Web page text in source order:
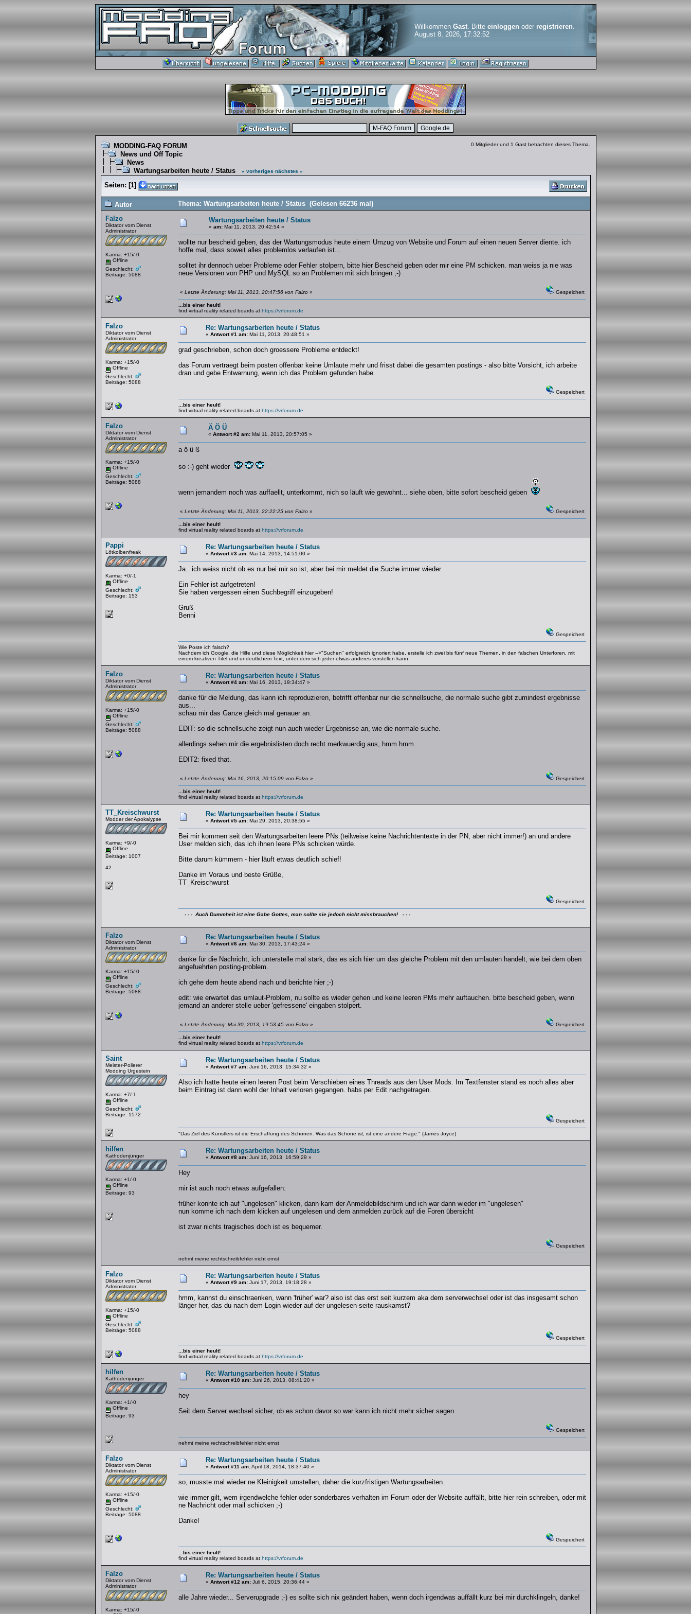
Willkommen Gast. Bitte einloggenoder registrieren.
August 8, 2026, 17:32:52
MODDING-FAQ FORUM
News und Off Topic
News
Wartungsarbeiten heute / Status
« vorheriges nächstes »
0 Mitglieder und 1 Gast betrachten dieses Thema.
Seiten: [1]
Autor
Thema: Wartungsarbeiten heute / Status (Gelesen 66236 mal)
Falzo
Diktator vom Dienst
Administrator
Karma: +15/-0
Offline
Geschlecht:
Beiträge: 5088
Wartungsarbeiten heute / Status
« am:Mai 11, 2013, 20:42:54 »
wollte nur bescheid geben, das der Wartungsmodus heute einem Umzug von Website und Forum auf einen neuen Server diente. ich
hoffe mal, dass soweit alles problemlos verlaufen ist...
solltet ihr dennoch ueber Probleme oder Fehler stolpern, bitte hier Bescheid geben oder mir eine PM schicken. man weiss ja nie was
neue Versionen von PHP und MySQL so an Problemen mit sich bringen ;-)
« Letzte Änderung: Mai 11, 2013, 20:47:56 von Falzo» Gespeichert
...bis einer heult!
find virtual reality related boards at https://vrforum.de
Falzo
Diktator vom Dienst
Administrator
Karma: +15/-0
Offline
Geschlecht:
Beiträge: 5088
Re: Wartungsarbeiten heute / Status
« Antwort #1 am:Mai 11, 2013, 20:48:51 »
grad geschrieben, schon doch groessere Probleme entdeckt!
das Forum vertraegt beim posten offenbar keine Umlaute mehr und frisst dabei die gesamten postings - also bitte Vorsicht, ich arbeite
dran und gebe Entwarnung, wenn ich das Problem gefunden habe.
Gespeichert
...bis einer heult!
find virtual reality related boards at https://vrforum.de
Falzo
Diktator vom Dienst
Administrator
Karma: +15/-0
Offline
Geschlecht:
Beiträge: 5088
Ä Ö Ü
« Antwort #2 am:Mai 11, 2013, 20:57:05 »
a ö ü ß
so :-) geht wieder
wenn jemandem noch was auffaellt, unterkommt, nich so läuft wie gewohnt... siehe oben, bitte sofort bescheid geben
« Letzte Änderung: Mai 11, 2013, 22:22:25 von Falzo» Gespeichert
...bis einer heult!
find virtual reality related boards at https://vrforum.de
Pappi
Lötkolbenfreak
Karma: +0/-1
Offline
Geschlecht:
Beiträge: 153
Re: Wartungsarbeiten heute / Status
« Antwort #3 am:Mai 14, 2013, 14:51:00 »
Ja.. ich weiss nicht ob es nur bei mir so ist, aber bei mir meldet die Suche immer wieder
Ein Fehler ist aufgetreten!
Sie haben vergessen einen Suchbegriff einzugeben!
Gruß
Benni
Gespeichert
Wie Poste ich falsch?
Nachdem ich Google, die Hilfe und diese Möglichkeit hier -->"Suchen" erfolgreich ignoriert habe, erstelle ich zwei bis fünf neue Themen, in den falschen Unterforen, mit
einem kreativen Titel und undeutlichem Text, unter dem sich jeder etwas anderes vorstellen kann.
Falzo
Diktator vom Dienst
Administrator
Karma: +15/-0
Offline
Geschlecht:
Beiträge: 5088
Re: Wartungsarbeiten heute / Status
« Antwort #4 am:Mai 16, 2013, 19:34:47 »
danke für die Meldung, das kann ich reproduzieren, betrifft offenbar nur die schnellsuche, die normale suche gibt zumindest ergebnisse
aus...
schau mir das Ganze gleich mal genauer an.
EDIT: so die schnellsuche zeigt nun auch wieder Ergebnisse an, wie die normale suche.
allerdings sehen mir die ergebnislisten doch recht merkwuerdig aus, hmm hmm...
EDIT2: fixed that.
« Letzte Änderung: Mai 16, 2013, 20:15:09 von Falzo» Gespeichert
...bis einer heult!
find virtual reality related boards at https://vrforum.de
TT_Kreischwurst
Modder der Apokalypse
Karma: +9/-0
Offline
Beiträge: 1007
42
Re: Wartungsarbeiten heute / Status
« Antwort #5 am:Mai 29, 2013, 20:38:55 »
Bei mir kommen seit den Wartungsarbeiten leere PNs (teilweise keine Nachrichtentexte in der PN, aber nicht immer!) an und andere
User melden sich, das ich ihnen leere PNs schicken würde.
Bitte darum kümmern - hier läuft etwas deutlich schief!
Danke im Voraus und beste Grüße,
TT_Kreischwurst
Gespeichert
- - - Auch Dummheit ist eine Gabe Gottes, man sollte sie jedoch nicht missbrauchen! - - -
Falzo
Diktator vom Dienst
Administrator
Karma: +15/-0
Offline
Geschlecht:
Beiträge: 5088
Re: Wartungsarbeiten heute / Status
« Antwort #6 am:Mai 30, 2013, 17:43:24 »
danke für die Nachricht, ich unterstelle mal stark, das es sich hier um das gleiche Problem mit den umlauten handelt, wie bei dem oben
angefuehrten posting-problem.
ich gehe dem heute abend nach und berichte hier ;-)
edit: wie erwartet das umlaut-Problem, nu sollte es wieder gehen und keine leeren PMs mehr auftauchen. bitte bescheid geben, wenn
jemand an anderer stelle ueber 'gefressene' eingaben stolpert.
« Letzte Änderung: Mai 30, 2013, 19:53:45 von Falzo» Gespeichert
...bis einer heult!
find virtual reality related boards at https://vrforum.de
Saint
Meister-Polierer
Modding Urgestein
Karma: +7/-1
Offline
Geschlecht:
Beiträge: 1572
Re: Wartungsarbeiten heute / Status
« Antwort #7 am:Juni 16, 2013, 15:34:32 »
Also ich hatte heute einen leeren Post beim Verschieben eines Threads aus den User Mods. Im Textfenster stand es noch alles aber
beim Eintrag ist dann wohl der Inhalt verloren gegangen. habs per Edit nachgetragen.
Gespeichert
"Das Ziel des Künstlers ist die Erschaffung des Schönen. Was das Schöne ist, ist eine andere Frage." (James Joyce)
hilfen
Kathodenjünger
Karma: +1/-0
Offline
Beiträge: 93
Re: Wartungsarbeiten heute / Status
« Antwort #8 am:Juni 16, 2013, 16:59:29 »
Hey
mir ist auch noch etwas aufgefallen:
früher konnte ich auf "ungelesen" klicken, dann kam der Anmeldebildschirm und ich war dann wieder im "ungelesen"
nun komme ich nach dem klicken auf ungelesen und dem anmelden zurück auf die Foren übersicht
ist zwar nichts tragisches doch ist es bequemer.
Gespeichert
nehmt meine rechtschreibfehler nicht ernst
Falzo
Diktator vom Dienst
Administrator
Karma: +15/-0
Offline
Geschlecht:
Beiträge: 5088
Re: Wartungsarbeiten heute / Status
« Antwort #9 am:Juni 17, 2013, 19:18:28 »
hmm, kannst du einschraenken, wann 'früher' war? also ist das erst seit kurzem aka dem serverwechsel oder ist das insgesamt schon
länger her, das du nach dem Login wieder auf der ungelesen-seite rauskamst?
Gespeichert
...bis einer heult!
find virtual reality related boards at https://vrforum.de
hilfen
Kathodenjünger
Karma: +1/-0
Offline
Beiträge: 93
Re: Wartungsarbeiten heute / Status
« Antwort #10 am:Juni 26, 2013, 08:41:20 »
hey
Seit dem Server wechsel sicher, ob es schon davor so war kann ich nicht mehr sicher sagen
Gespeichert
nehmt meine rechtschreibfehler nicht ernst
Falzo
Diktator vom Dienst
Administrator
Karma: +15/-0
Offline
Geschlecht:
Beiträge: 5088
Re: Wartungsarbeiten heute / Status
« Antwort #11 am:April 18, 2014, 18:37:40 »
so, musste mal wieder ne Kleinigkeit umstellen, daher die kurzfristigen Wartungsarbeiten.
wie immer gilt, wem irgendwelche fehler oder sonderbares verhalten im Forum oder der Website auffällt, bitte hier rein schreiben, oder mit
ne Nachricht oder mail schicken ;-)
Danke!
Gespeichert
...bis einer heult!
find virtual reality related boards at https://vrforum.de
Falzo
Diktator vom Dienst
Administrator
Karma: +15/-0
Re: Wartungsarbeiten heute / Status
« Antwort #12 am:Juli 6, 2015, 20:36:44 »
alle Jahre wieder... Serverupgrade ;-) es sollte sich nix geändert haben, wenn doch irgendwas auffällt kurz bei mir durchklingeln, danke!